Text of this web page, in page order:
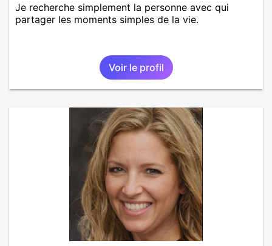
Je recherche simplement la personne avec qui
partager les moments simples de la vie.
Voir le profil